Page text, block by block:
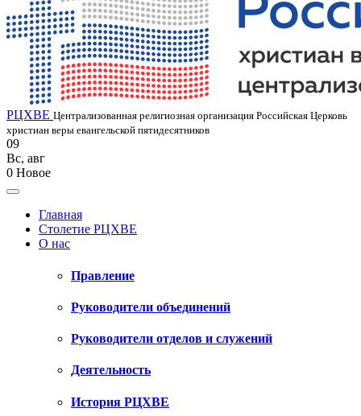
РЦХВЕ Централизованная религиозная организация Российская Церковь
христиан веры евангельской пятидесятников
09
Вс, авг
0 Новое
Главная
Столетие РЦХВЕ
О нас
Правление
Руководители объединений
Руководители отделов и служений
Деятельность
История РЦХВЕ